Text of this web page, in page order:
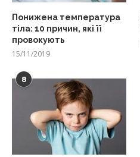
Понижена температура
тіла: 10 причин, які її
провокують
15/11/2019
8